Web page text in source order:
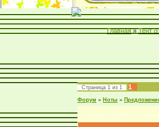
Главная » Тент
Страница 1 из 1 1
Форум » Ноты »